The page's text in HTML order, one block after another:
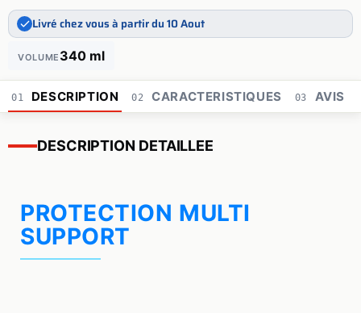
Livré chez vous à partir du 10 Aout
VOLUME 340 ml
01 DESCRIPTION 02 CARACTERISTIQUES 03 AVIS
DESCRIPTION DETAILLEE
PROTECTION MULTI
SUPPORT